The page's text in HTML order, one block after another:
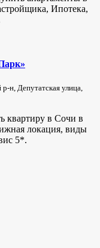
Ипотека,
н, Депутатская улица,
в Сочи в
локация, виды
5*.